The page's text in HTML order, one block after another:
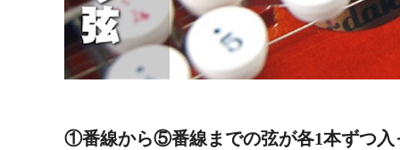
①番線から⑤番線までの弦が各1本ずつ入